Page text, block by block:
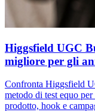
Higgsfield UGC
migliore per gli
Confronta Higgsfield
metodo di test equo
prodotto, hook e